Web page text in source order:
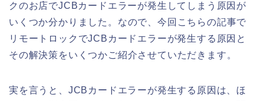
クのお店でJCBカードエラーが発生してしまう原因が
いくつか分かりました。なので、今回こちらの記事で
リモートロックでJCBカードエラーが発生する原因と
その解決策をいくつかご紹介させていただきます。
実を言うと、JCBカードエラーが発生する原因は、ほ